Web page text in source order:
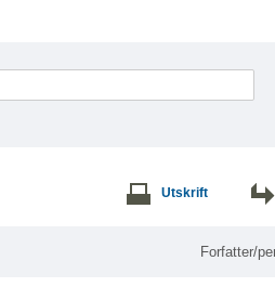
Utskrift
Forfatter/